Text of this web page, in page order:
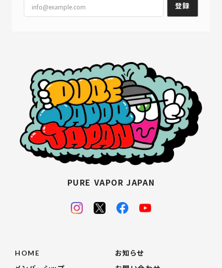
登録
PURE VAPOR JAPAN
HOME
お知らせ